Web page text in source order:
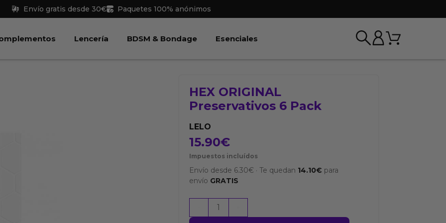
Envío gratis desde 30€ Paquetes 100% anónimos
Juguetes Abrir Complementos
Lencería Abrir Lencería
BDSM & Bondage Abrir BDSM & Bondage
Esenciales Carrito
HEX ORIGINAL
Preservativos 6 Pack
LELO
15.90€
Impuestos incluídos
Envío desde 6.30€ ·Te quedan 14.10€ para
envío GRATIS
ORIGINAL